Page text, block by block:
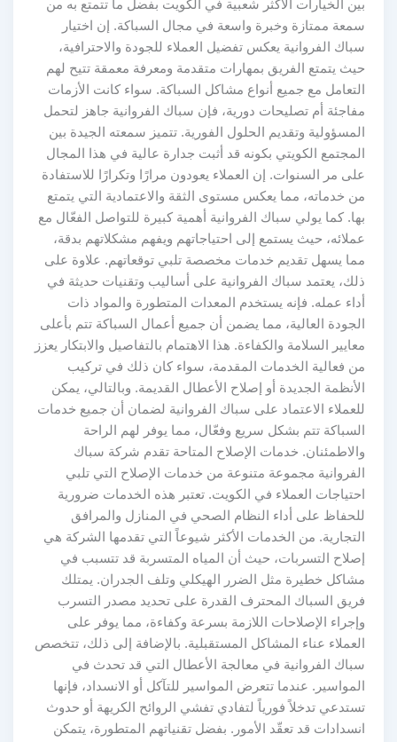
بين الخيارات الأكثر شعبية في الكويت بفضل ما تتمتع به من
سمعة ممتازة وخبرة واسعة في مجال السباكة. إن اختيار
سباك الفروانية يعكس تفضيل العملاء للجودة والاحترافية،
حيث يتمتع الفريق بمهارات متقدمة ومعرفة معمقة تتيح لهم
التعامل مع جميع أنواع مشاكل السباكة. سواء كانت الأزمات
مفاجئة أم تصليحات دورية، فإن سباك الفروانية جاهز لتحمل
المسؤولية وتقديم الحلول الفورية. تتميز سمعته الجيدة بين
المجتمع الكويتي بكونه قد أثبت جدارة عالية في هذا المجال
على مر السنوات. إن العملاء يعودون مرارًا وتكرارًا للاستفادة
من خدماته، مما يعكس مستوى الثقة والاعتمادية التي يتمتع
بها. كما يولي سباك الفروانية أهمية كبيرة للتواصل الفعّال مع
عملائه، حيث يستمع إلى احتياجاتهم ويفهم مشكلاتهم بدقة،
مما يسهل تقديم خدمات مخصصة تلبي توقعاتهم. علاوة على
ذلك، يعتمد سباك الفروانية على أساليب وتقنيات حديثة في
أداء عمله. فإنه يستخدم المعدات المتطورة والمواد ذات
الجودة العالية، مما يضمن أن جميع أعمال السباكة تتم بأعلى
معايير السلامة والكفاءة. هذا الاهتمام بالتفاصيل والابتكار يعزز
من فعالية الخدمات المقدمة، سواء كان ذلك في تركيب
الأنظمة الجديدة أو إصلاح الأعطال القديمة. وبالتالي، يمكن
للعملاء الاعتماد على سباك الفروانية لضمان أن جميع خدمات
السباكة تتم بشكل سريع وفعّال، مما يوفر لهم الراحة
والاطمئنان. خدمات الإصلاح المتاحة تقدم شركة سباك
الفروانية مجموعة متنوعة من خدمات الإصلاح التي تلبي
احتياجات العملاء في الكويت. تعتبر هذه الخدمات ضرورية
للحفاظ على أداء النظام الصحي في المنازل والمرافق
التجارية. من الخدمات الأكثر شيوعاً التي تقدمها الشركة هي
إصلاح التسربات، حيث أن المياه المتسربة قد تتسبب في
مشاكل خطيرة مثل الضرر الهيكلي وتلف الجدران. يمتلك
فريق السباك المحترف القدرة على تحديد مصدر التسرب
وإجراء الإصلاحات اللازمة بسرعة وكفاءة، مما يوفر على
العملاء عناء المشاكل المستقبلية. بالإضافة إلى ذلك، تتخصص
سباك الفروانية في معالجة الأعطال التي قد تحدث في
المواسير. عندما تتعرض المواسير للتآكل أو الانسداد، فإنها
تستدعي تدخلاً فورياً لتفادي تفشي الروائح الكريهة أو حدوث
انسدادات قد تعقّد الأمور. بفضل تقنياتهم المتطورة، يتمكن